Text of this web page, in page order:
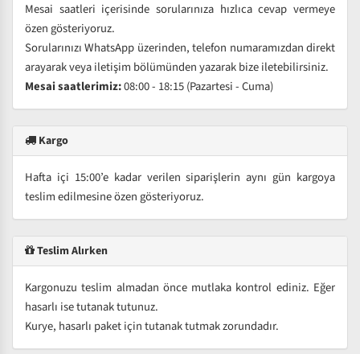
Mesai saatleri içerisinde sorularınıza hızlıca cevap vermeye
özen gösteriyoruz.
Sorularınızı WhatsApp üzerinden, telefon numaramızdan direkt
arayarak veya iletişim bölümünden yazarak bize iletebilirsiniz.
Mesai saatlerimiz:08:00 - 18:15 (Pazartesi - Cuma)
Kargo
Hafta içi 15:00’e kadar verilen siparişlerin aynı gün kargoya
teslim edilmesine özen gösteriyoruz.
Teslim Alırken
Kargonuzu teslim almadan önce mutlaka kontrol ediniz. Eğer
hasarlı ise tutanak tutunuz.
Kurye, hasarlı paket için tutanak tutmak zorundadır.